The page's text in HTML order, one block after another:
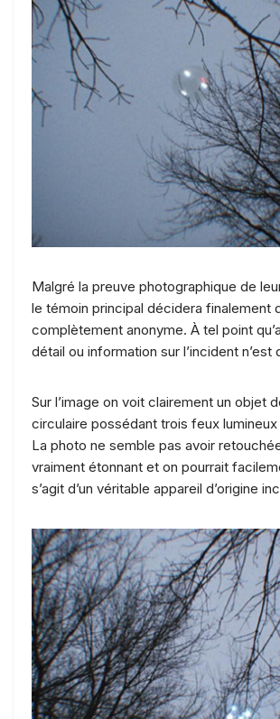
Malgré la preuve photographique de
le témoin principal décidera finalement
complètement anonyme. À tel point
détail ou information sur l’incident n’est
Sur l’image on voit clairement un objet
circulaire possédant trois feux
La photo ne semble pas avoir
vraiment étonnant et on pourrait
s’agit d’un véritable appareil d’origine